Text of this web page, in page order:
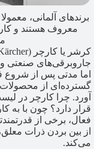
برندهای آلمانی،
معروف هستند و
جاروبرقی‌های صنعتی
اما مدتی پس از شروع
گسترده‌ای از
آورد. چرا کارچر در
فعال، برخی از
از بین بردن ذرات
می‌کند.